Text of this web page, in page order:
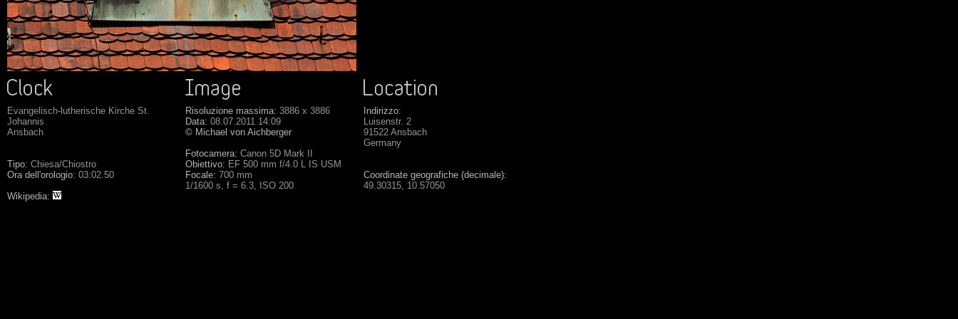
Evangelisch-lutherische Kirche St.
Johannis
Ansbach
Tipo: Chiesa/Chiostro
Ora dell'orologio: 03:02.50
Wikipedia:
Risoluzione massima: 3886 x 3886
Data: 08.07.2011 14:09
© Michael von Aichberger
Fotocamera: Canon 5D Mark II
Obiettivo: EF 500 mm f/4.0 L IS USM
Focale: 700 mm
1/1600 s, f = 6.3, ISO 200
Indirizzo:
Luisenstr. 2
91522 Ansbach
Germany
Coordinate geografiche (decimale):
49.30315, 10.57050